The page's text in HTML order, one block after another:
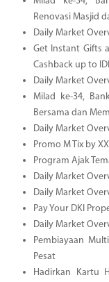
Renovasi Masjid
Daily Market
Get Instant Gifts
Cashback up to
Daily Market
Milad ke-34,
Bersama dan
Daily Market
Promo M Tix by
Program Ajak
Daily Market
Daily Market
Pay Your DKI
Daily Market
Pembiayaan
Pesat
Hadirkan Kartu